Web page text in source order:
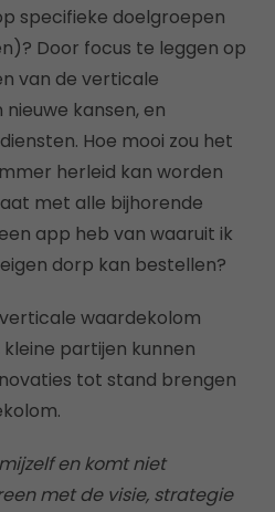
specifieke doelgroepen
Door focus te leggen op
van de verticale
kansen, en
Hoe mooi zou het
herleid kan worden
met alle bijhorende
app heb van waaruit ik
dorp kan bestellen?
waardekolom
partijen kunnen
tot stand brengen
en komt niet
met de visie, strategie